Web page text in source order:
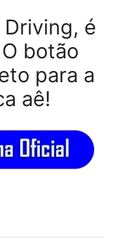
é
botão
para a
aê!